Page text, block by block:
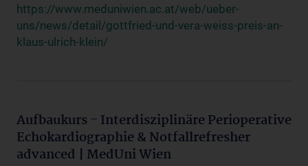
https://www.meduniwien.ac.at/web/ueber-
uns/news/detail/gottfried-und-vera-weiss-preis-an-
klaus-ulrich-klein/
Aufbaukurs - Interdisziplinäre Perioperative
Echokardiographie & Notfallrefresher
advanced | MedUni Wien